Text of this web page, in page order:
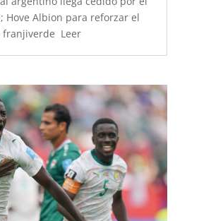
Hove Albion para reforzar el
franjiverde Leer